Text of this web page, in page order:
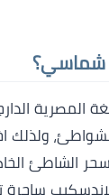
شماسي؟
المصرية
ولذلك
الشاطئ
لاندسكيب